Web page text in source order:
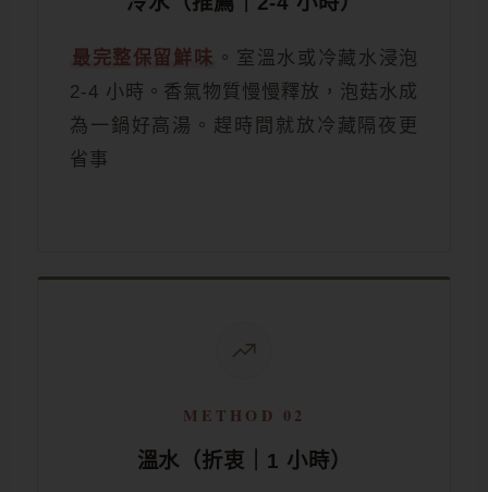
最完整保留鮮味 。室溫水或冷藏水浸泡
2-4 小時。香氣物質慢慢釋放，泡菇水成
為一鍋好高湯。趕時間就放冷藏隔夜更
省事
METHOD 02
溫水（折衷｜1 小時）